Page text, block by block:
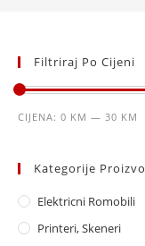
Filtriraj Po Cijeni
Minimalna
Maksimalna
CIJENA: 0 KM — 30 KM
Kategorije
Elektricni Romobili
Printeri, Skeneri